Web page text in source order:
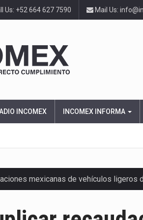
Us: +52 664 627 7590 Mail Us:
INCOMEX INCOMEX INFORMA
mexicanas de vehículos ligeros